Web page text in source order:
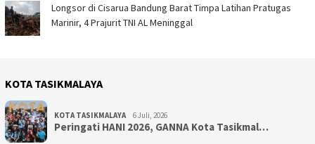
Longsor di Cisarua Bandung Barat Timpa Latihan Pra­tugas
Marinir, 4 Prajurit TNI AL Meninggal
KOTA TASIKMALAYA
KOTA TASIKMALAYA 6 Juli, 2026
Peringati HANI 2026, GANNA Kota Tasikmal…